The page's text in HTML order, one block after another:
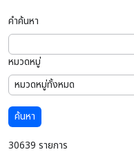
คำค้นหา
หมวดหมู่
ค้นหา
30639 รายการ